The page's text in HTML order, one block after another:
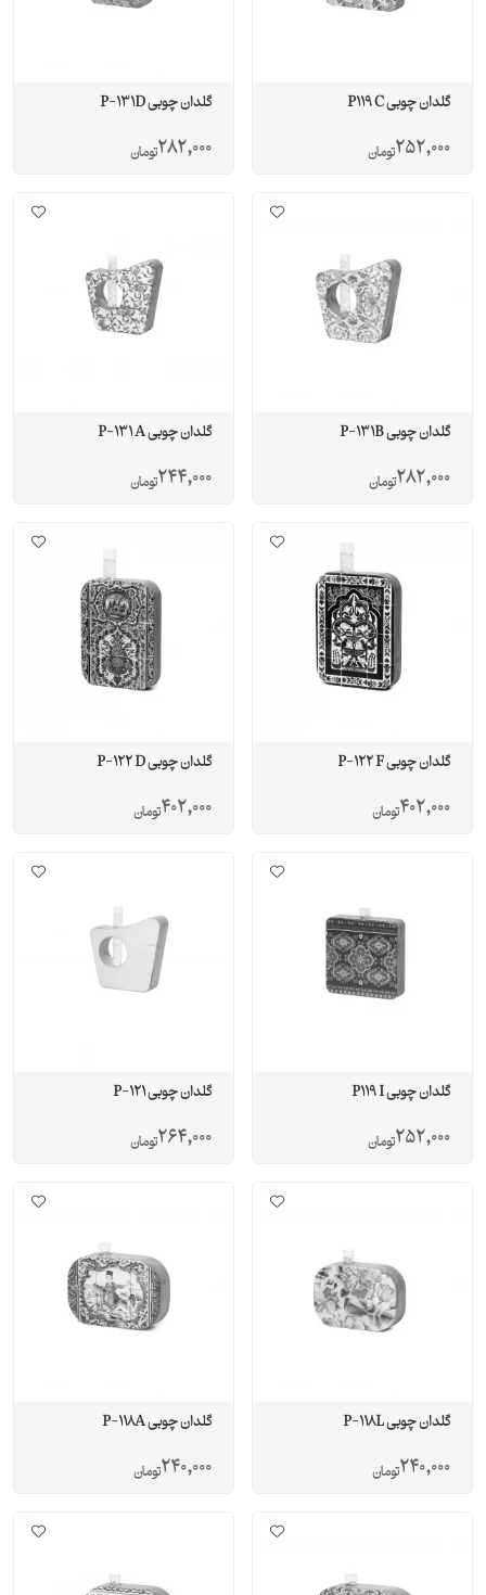
گلدان چوبی P119 C
252,000تومان
گلدان چوبی P-131D
282,000تومان
گلدان چوبی P-131B
282,000تومان
گلدان چوبی P-131 A
244,000تومان
گلدان چوبی P-122 F
402,000تومان
گلدان چوبی P-122 D
402,000تومان
گلدان چوبی P119 I
252,000تومان
گلدان چوبی P-121
264,000تومان
گلدان چوبی P-118L
240,000تومان
گلدان چوبی P-118A
240,000تومان